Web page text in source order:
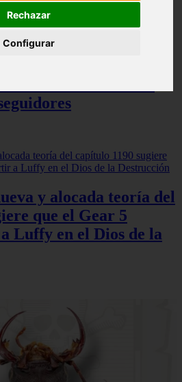
Rechazar
Configurar
detalle del
desatado todas las
y alocada teoría del
que el Gear 5
Luffy en el Dios de la